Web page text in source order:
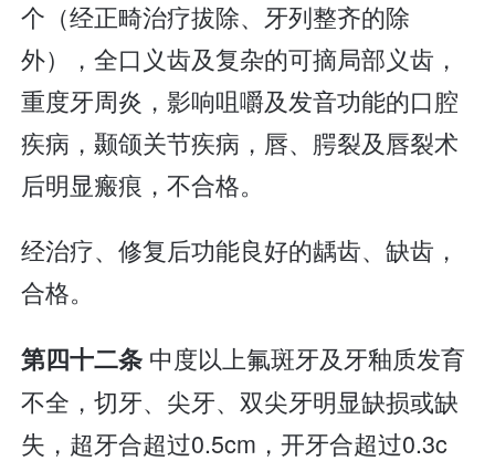
个（经正畸治疗拔除、牙列整齐的除
外），全口义齿及复杂的可摘局部义齿，
重度牙周炎，影响咀嚼及发音功能的口腔
疾病，颞颌关节疾病，唇、腭裂及唇裂术
后明显瘢痕，不合格。
经治疗、修复后功能良好的龋齿、缺齿，
合格。
第四十二条 中度以上氟斑牙及牙釉质发育
不全，切牙、尖牙、双尖牙明显缺损或缺
失，超牙合超过0.5cm，开牙合超过0.3c